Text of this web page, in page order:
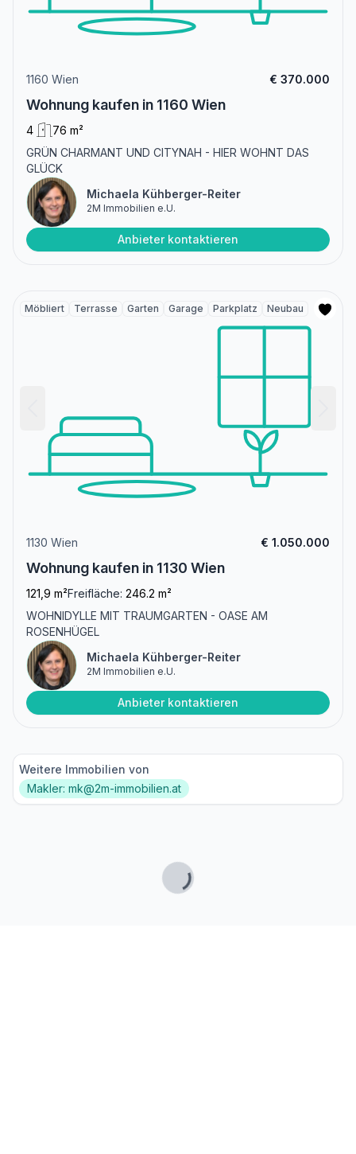
1160 Wien € 370.000
Wohnung kaufen in 1160 Wien
4
76 m²
GRÜN CHARMANT UND CITYNAH - HIER WOHNT DAS
GLÜCK
Michaela Kühberger-Reiter
2M Immobilien e.U.
Anbieter kontaktieren
Möbliert Terrasse Garten Garage Parkplatz Neubau
1130 Wien € 1.050.000
Wohnung kaufen in 1130 Wien
121,9 m²Freifläche: 246.2 m²
WOHNIDYLLE MIT TRAUMGARTEN - OASE AM
ROSENHÜGEL
Michaela Kühberger-Reiter
2M Immobilien e.U.
Anbieter kontaktieren
Weitere Immobilien von
Makler: mk@2m-immobilien.at